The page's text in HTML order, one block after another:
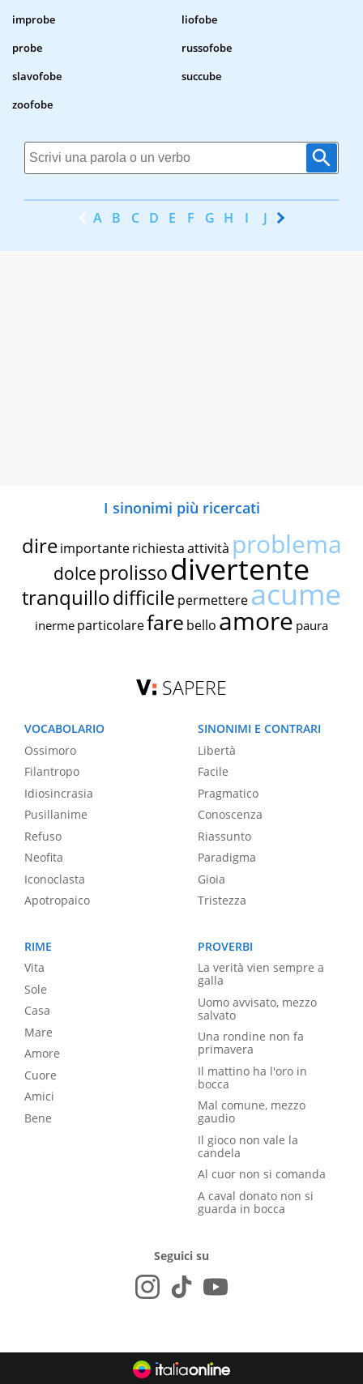
improbe
liofobe
probe
russofobe
slavofobe
succube
zoofobe
A B C D E F G H I J K
I sinonimi più ricercati
dire importante richiestaattività problema
dolce prolissodivertente
tranquillodifficile permettereacume
inerme particolarefare bello amore paura
SAPERE
VOCABOLARIO
Ossimoro
Filantropo
Idiosincrasia
Pusillanime
Refuso
Neofita
Iconoclasta
Apotropaico
SINONIMI E CONTRARI
Libertà
Facile
Pragmatico
Conoscenza
Riassunto
Paradigma
Gioia
Tristezza
RIME
Vita
Sole
Casa
Mare
Amore
Cuore
Amici
Bene
PROVERBI
La verità vien sempre a
galla
Uomo avvisato, mezzo
salvato
Una rondine non fa
primavera
Il mattino ha l'oro in
bocca
Mal comune, mezzo
gaudio
Il gioco non vale la
candela
Al cuor non si comanda
A caval donato non si
guarda in bocca
Seguici su